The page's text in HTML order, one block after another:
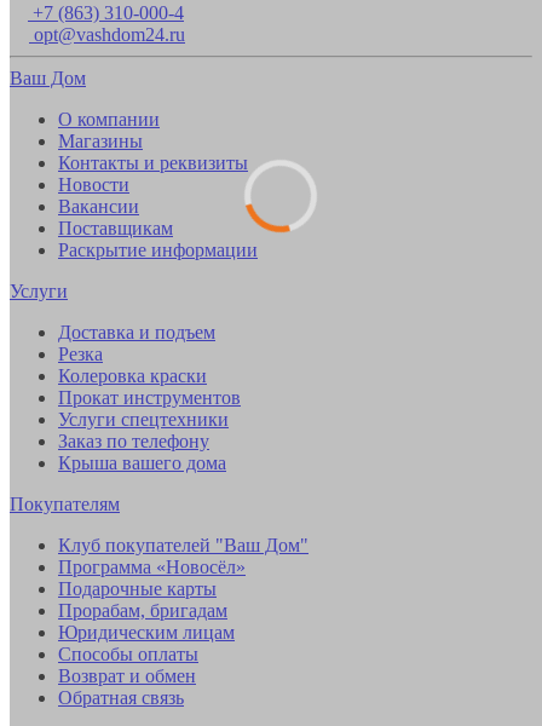
+7 (863) 310-000-4
opt@vashdom24.ru
Ваш Дом
О компании
Магазины
Контакты и реквизиты
Новости
Вакансии
Поставщикам
Раскрытие информации
Услуги
Доставка и подъем
Резка
Колеровка краски
Прокат инструментов
Услуги спецтехники
Заказ по телефону
Крыша вашего дома
Покупателям
Клуб покупателей "Ваш Дом"
Программа «Новосёл»
Подарочные карты
Прорабам, бригадам
Юридическим лицам
Способы оплаты
Возврат и обмен
Обратная связь